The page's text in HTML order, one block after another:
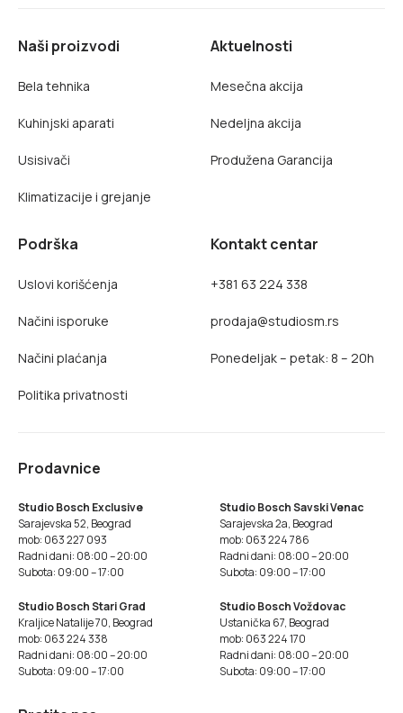
Naši proizvodi
Bela tehnika
Kuhinjski aparati
Usisivači
Klimatizacije i grejanje
Aktuelnosti
Mesečna akcija
Nedeljna akcija
Produžena Garancija
Podrška
Uslovi korišćenja
Načini isporuke
Načini plaćanja
Politika privatnosti
Kontakt centar
+381 63 224 338
prodaja@studiosm.rs
Ponedeljak – petak: 8 – 20h
Prodavnice
Studio Bosch Exclusive
Sarajevska 52, Beograd
mob: 063 227 093
Radni dani: 08:00 – 20:00
Subota: 09:00 – 17:00
Studio Bosch Savski Venac
Sarajevska 2a, Beograd
mob: 063 224 786
Radni dani: 08:00 – 20:00
Subota: 09:00 – 17:00
Studio Bosch Stari Grad
Kraljice Natalije 70, Beograd
mob: 063 224 338
Radni dani: 08:00 – 20:00
Subota: 09:00 – 17:00
Studio Bosch Voždovac
Ustanička 67, Beograd
mob: 063 224 170
Radni dani: 08:00 – 20:00
Subota: 09:00 – 17:00